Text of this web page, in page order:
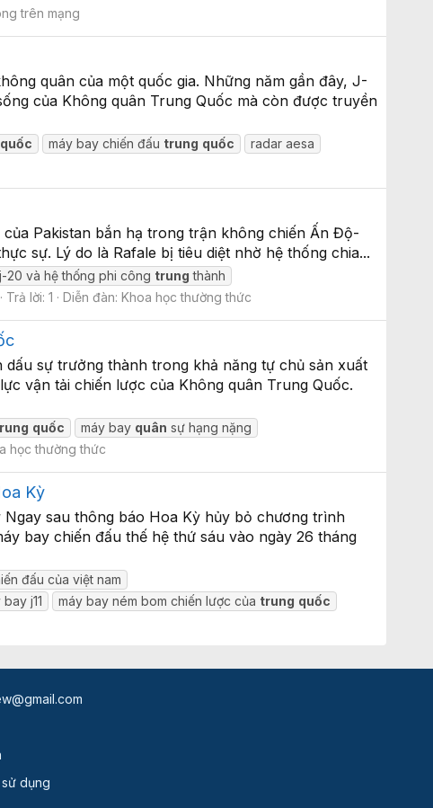
trên mạng
quân của một quốc gia. Những năm gần đây, J-
của Không quân Trung Quốc mà còn được truyền
quốc máy bay chiến đấu trung quốc
radar aesa
Pakistan bắn hạ trong trận không chiến Ấn Độ-
sự. Lý do là Rafale bị tiêu diệt nhờ hệ thống chia...
j-20 và hệ thống phi công trung thành
Trả lời: 1 Diễn đàn: Khoa học thường thức
sự trưởng thành trong khả năng tự chủ sản xuất
vận tải chiến lược của Không quân Trung Quốc.
quốc máy bay quân sự hạng nặng
học thường thức
Kỳ
sau thông báo Hoa Kỳ hủy bỏ chương trình
bay chiến đấu thế hệ thứ sáu vào ngày 26 tháng
đấu của việt nam
j11 máy bay ném bom chiến lược của trung quốc
dụng